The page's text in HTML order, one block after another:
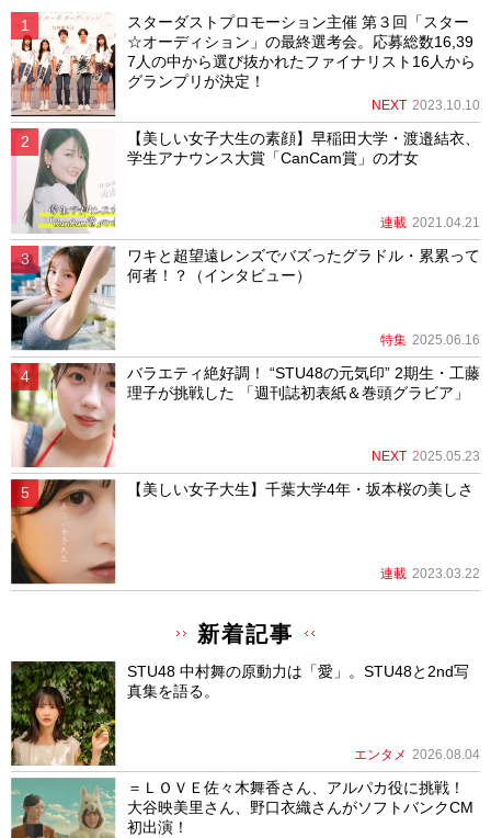
スターダストプロモーション主催 第３回「スター
☆オーディション」の最終選考会。応募総数16,39
7人の中から選び抜かれたファイナリスト16人から
グランプリが決定！
NEXT 2023.10.10
【美しい女子大生の素顔】早稲田大学・渡邉結衣、
学生アナウンス大賞「CanCam賞」の才女
連載 2021.04.21
ワキと超望遠レンズでバズったグラドル・累累って
何者！？（インタビュー）
特集 2025.06.16
バラエティ絶好調！ “STU48の元気印” 2期生・工藤
理子が挑戦した 「週刊誌初表紙＆巻頭グラビア」
NEXT 2025.05.23
【美しい女子大生】千葉大学4年・坂本桜の美しさ
連載 2023.03.22
新着記事
STU48 中村舞の原動力は「愛」。STU48と2nd写
真集を語る。
エンタメ 2026.08.04
＝ＬＯＶＥ佐々木舞香さん、アルパカ役に挑戦！
大谷映美里さん、野口衣織さんがソフトバンクCM
初出演！